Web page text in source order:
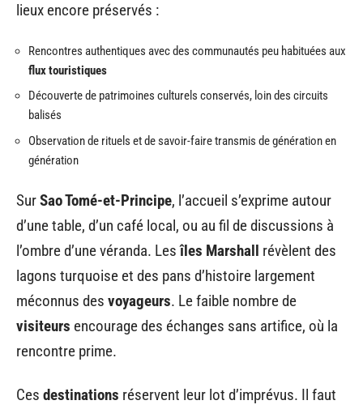
lieux encore préservés :
Rencontres authentiques avec des communautés peu habituées aux
flux touristiques
Découverte de patrimoines culturels conservés, loin des circuits
balisés
Observation de rituels et de savoir-faire transmis de génération en
génération
SurSao Tomé-et-Principe, l’accueil s’exprime autour
d’une table, d’un café local, ou au fil de discussions à
l’ombre d’une véranda. Lesîles Marshall révèlent des
lagons turquoise et des pans d’histoire largement
méconnus des voyageurs. Le faible nombre de
visiteurs encourage des échanges sans artifice, où la
rencontre prime.
Ces destinations réservent leur lot d’imprévus. Il faut